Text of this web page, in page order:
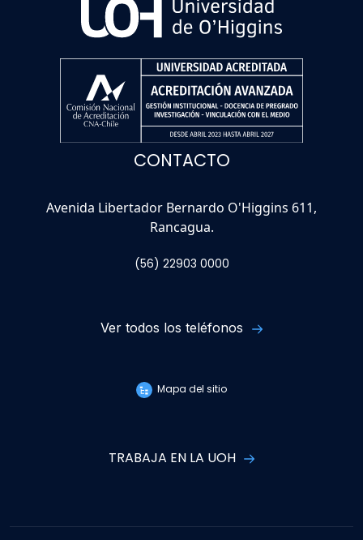
CONTACTO
Avenida Libertador Bernardo O'Higgins 611,
Rancagua.
(56) 22903 0000
Ver todos los teléfonos
Mapa del sitio
TRABAJA EN LA UOH